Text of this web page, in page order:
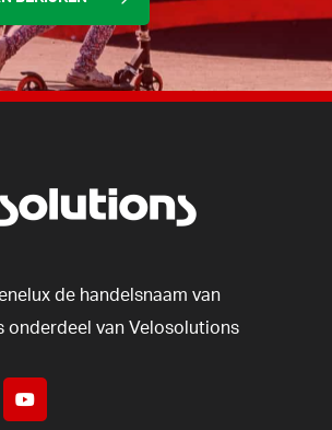
de handelsnaam van
onderdeel van Velosolutions